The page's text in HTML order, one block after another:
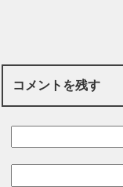
コメントを残す